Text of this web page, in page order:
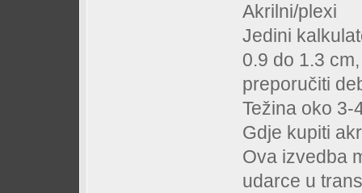
Akrilni/plexi
Jedini
0.9 do 1.3
preporučiti
Težina oko 3-
Gdje kupiti
Ova izvedba
udarce u